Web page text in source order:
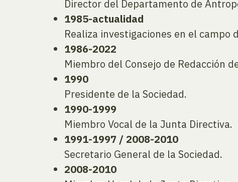
Director del Departamento de
1985-actualidad
Realiza investigaciones en el
1986-2022
Miembro del Consejo de Redacción
1990
Presidente de la Sociedad.
1990-1999
Miembro Vocal de la Junta Directiva.
1991-1997 / 2008-2010
Secretario General de la Sociedad.
2008-2010